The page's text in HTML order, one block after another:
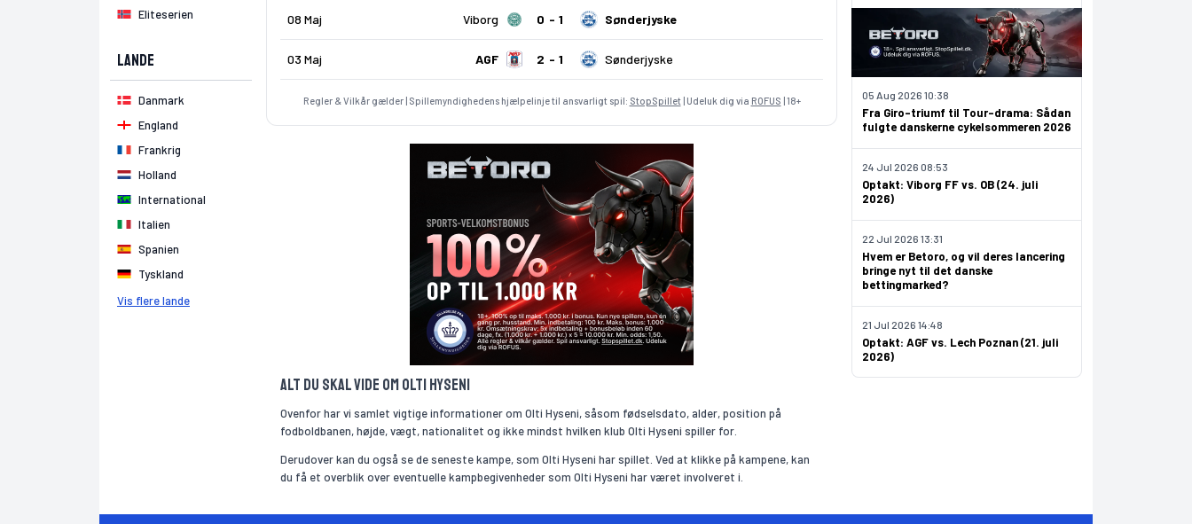
08 Maj Viborg Sønderjyske
0 1
03 Maj AGF Sønderjyske
2 1
Regler & Vilkår gælder | Spillemyndighedens hjælpelinje til ansvarligt spil: StopSpillet| Udeluk dig via ROFUS | 18+
Eliteserien
Lande
Danmark
England
Frankrig
Holland
International
Italien
Spanien
Tyskland
Vis flere lande
Fra Giro-triumf til Tour-drama: Sådan
fulgte danskerne cykelsommeren 2026
05 Aug 2026 10:38
Optakt: Viborg FF vs. OB (24. juli
2026)
24 Jul 2026 08:53
Hvem er Betoro, og vil deres lancering
bringe nyt til det danske
bettingmarked?
22 Jul 2026 13:31
Optakt: AGF vs. Lech Poznan (21. juli
2026)
21 Jul 2026 14:48
Alt du skal vide om Olti Hyseni
Ovenfor har vi samlet vigtige informationer om Olti Hyseni, såsom fødselsdato, alder, position på
fodboldbanen, højde, vægt, nationalitet og ikke mindst hvilken klub Olti Hyseni spiller for.
Derudover kan du også se de seneste kampe, som Olti Hyseni har spillet. Ved at klikke på kampene, kan
du få et overblik over eventuelle kampbegivenheder som Olti Hyseni har været involveret i.